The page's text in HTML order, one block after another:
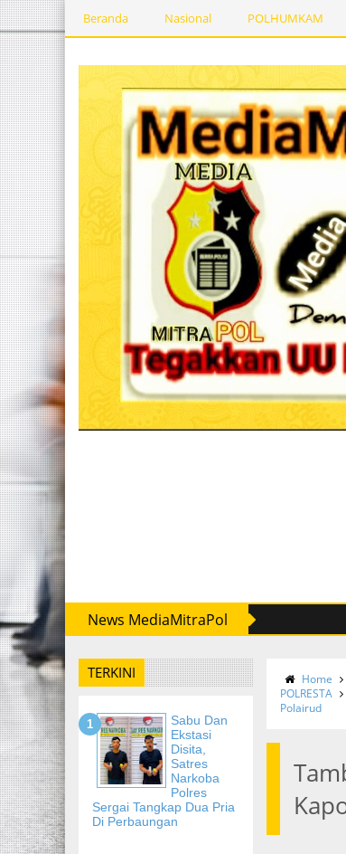
Beranda Nasional POLHUMKAM
News MediaMitraPol
TERKINI
Sabu Dan
Ekstasi
Disita,
Satres
Narkoba
Polres
Sergai Tangkap Dua Pria
Di Perbaungan
Home
POLRESTA
Polairud